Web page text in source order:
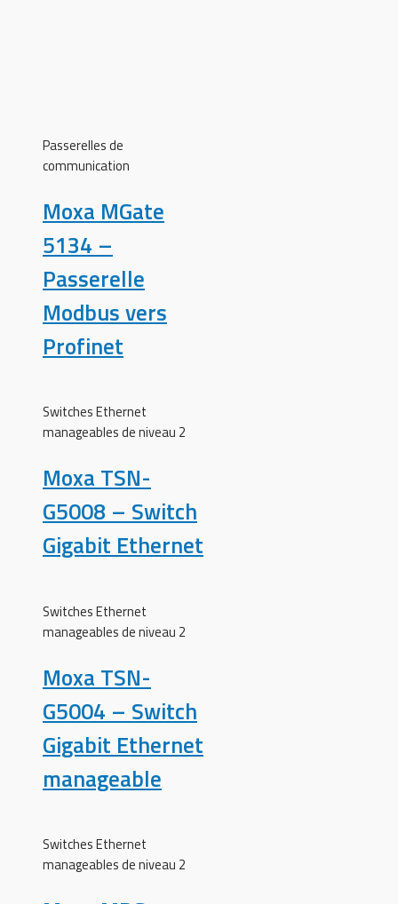
Passerelles de
communication
Moxa MGate
5134 –
Passerelle
Modbus vers
Profinet
Switches Ethernet
manageables de niveau 2
Moxa TSN-
G5008 – Switch
Gigabit Ethernet
Switches Ethernet
manageables de niveau 2
Moxa TSN-
G5004 – Switch
Gigabit Ethernet
manageable
Switches Ethernet
manageables de niveau 2